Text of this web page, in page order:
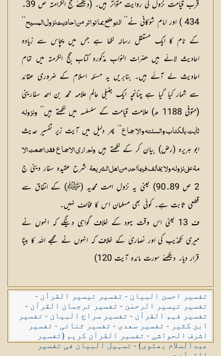
قرب قیامت نزول کی روایت متواتر ہیں۔ (دیکھئے حج الکرامتہ ص 39۔
434 ) اور امام شوکانی نے’’ ا
لتو ضح بما تو اتر من احادیث نزول المسیح
کے نام کا ایک مستقل رسالہ لکھا ہے جس میں پچاس سے زیادہ
احادیث لائے ہیں حضرات النواب مذکورہ کتاب حجج الکرمتہ میں تمام
احادیث لے آئے ہیں۔ بنابریں یہ مسئلہ اسلام کے ضروری عقائد
سے شمار کیا گیا ہے چنانچہ ایک جنبلی عالم علامہ محمد بن احمد سفارینی
(متوفی 1188 ھ) علامت قیامت کے سلسلسہ میں لکھتے ہیں’’
ونزولہ
ثابت بالکتاب والسنتہ والا جماع
‘‘ پھر دلیل میں آیت زیر تفسیر حدیث
ابو ہریرہ (رض) بیان کر کے لکھتے ہیں ولم اری الاجماع فقد اجمعت الا
مةعلی نزولہ ولا یخالف فیہااحد من اھل الشریعة شرح عقیدہ سفار دینی ج
2 ص 89۔90) یعنی یہ نزول امت محمدیہ (ﷺ) کے اتفاق سے
قطعی ثابت ہے۔ کوئی بھی مسلمان اس کا مخالف نہیں۔
ف 13 یعنی اس وقت یہود کے خلاف گواہی دینگے کہ انہوں نے
میری تکذیب کی اور نصاریٰ کے خلاف کہ انہوں نے مجھے اللہ کا بیٹا
قرار دیا۔ دیکھئے سورت مائدہ آیت 120)
تفسیر احسن البیان - تفسیر تیسیر القرآن -
تفسیر تیسیر الرحمٰن - تفسیر ترجمان القرآن -
تفسیر فہم القرآن - تفسیر سراج البیان - تفسیر
ابن کثیر - تفسیر سعدی - تفسیر ثنائی - تفسیر
اشرف الحواشی - تفسیر القرآن کریم (تفسیر
عبدالسلام بھٹوی)-تسہیل البیان فی تفسیر